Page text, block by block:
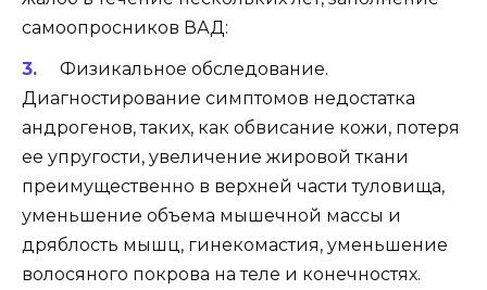
самоопросников ВАД:
Физикальное обследование.
Диагностирование симптомов недостатка
андрогенов, таких, как обвисание кожи, потеря
ее упругости, увеличение жировой ткани
преимущественно в верхней части туловища,
уменьшение объема мышечной массы и
дряблость мышц, гинекомастия, уменьшение
волосяного покрова на теле и конечностях.